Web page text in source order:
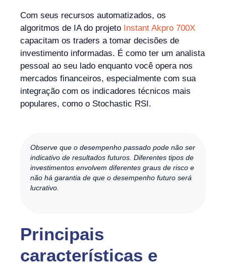
Com seus recursos automatizados, os
algoritmos de IA do projeto Instant Akpro 700X
capacitam os traders a tomar decisões de
investimento informadas. É como ter um analista
pessoal ao seu lado enquanto você opera nos
mercados financeiros, especialmente com sua
integração com os indicadores técnicos mais
populares, como o Stochastic RSI.
Observe que o desempenho passado pode não ser
indicativo de resultados futuros. Diferentes tipos de
investimentos envolvem diferentes graus de risco e
não há garantia de que o desempenho futuro será
lucrativo.
Principais
características e